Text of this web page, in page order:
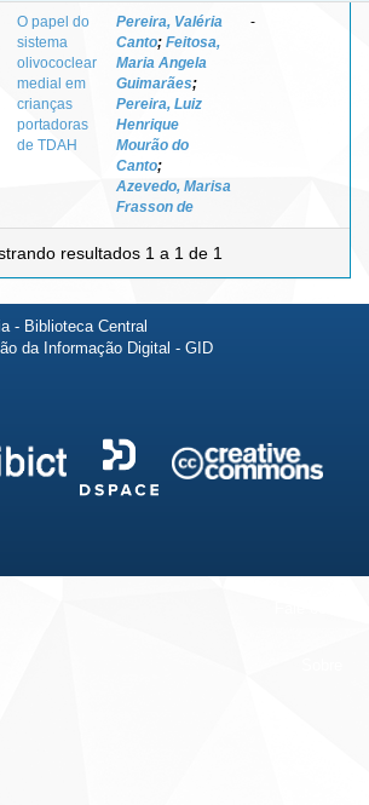
O papel do
sistema
olivococlear
medial em
crianças
portadoras
de TDAH
Pereira, Valéria
Canto; Feitosa,
Maria Angela
Guimarães;
Pereira, Luiz
Henrique
Mourão do
Canto;
Azevedo, Marisa
Frasson de
-
resultados 1 a 1 de 1
- Biblioteca Central
da Informação Digital - GID